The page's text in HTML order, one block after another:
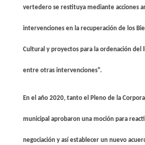
vertedero se restituya mediante acciones
intervenciones en la recuperación de los
Cultural y proyectos para la ordenación del
entre otras intervenciones”.
En el año 2020, tanto el Pleno de la
municipal aprobaron una moción para
negociación y así establecer un nuevo